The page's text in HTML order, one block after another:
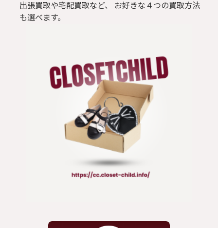
出張買取や宅配買取など、 お好きな４つの買取方法
も選べます。